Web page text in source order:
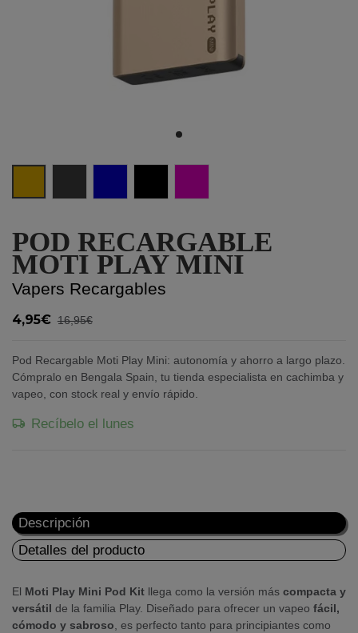
POD RECARGABLE
MOTI PLAY MINI
Vapers Recargables
4,95€ 16,95€
Pod Recargable Moti Play Mini: autonomía y ahorro a largo plazo.
Cómpralo en Bengala Spain, tu tienda especialista en cachimba y
vapeo, con stock real y envío rápido.
Recíbelo el lunes
Descripción
Detalles del producto
El Moti Play Mini Pod Kit llega como la versión más compacta y
versátil de la familia Play. Diseñado para ofrecer un vapeo fácil,
cómodo y sabroso , es perfecto tanto para principiantes como